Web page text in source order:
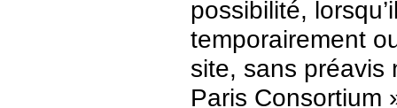
possibilité,
temporairement
site, sans préavis
Paris Consortium